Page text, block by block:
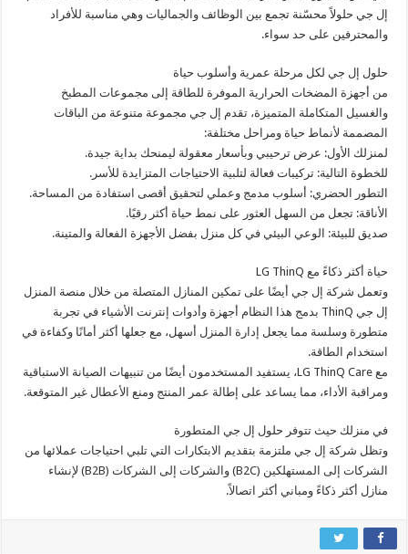
إل جي حلولاً محسّنة تجمع بين الوظائف والجماليات وهي مناسبة للأفراد
والمحترفين على حد سواء.
حلول إل جي لكل مرحلة عمرية وأسلوب حياة
من أجهزة المضخات الحرارية الموفرة للطاقة إلى مجموعات المطبخ
والغسيل المتكاملة المتميزة، تقدم إل جي مجموعة متنوعة من الباقات
المصممة لأنماط حياة ومراحل مختلفة:
لمنزلك الأول: عرض ترحيبي وبأسعار معقولة ليمنحك بداية جيدة.
للخطوة التالية: تركيبات فعالة لتلبية الاحتياجات المتزايدة للأسر.
التطور الحضري: أسلوب مدمج وعملي لتحقيق أقصى استفادة من المساحة.
الأناقة: تجعل من السهل العثور على نمط حياة أكثر رقيًا.
صديق للبيئة: الوعي البيئي في كل منزل بفضل الأجهزة الفعالة والمتينة.
حياة أكثر ذكاءً مع LG ThinQ
وتعمل شركة إل جي أيضًا على تمكين المنازل المتصلة من خلال منصة المنزل
إل جي ThinQ بدمج هذا النظام أجهزة وأدوات إنترنت الأشياء في تجربة
متطورة وسلسة مما يجعل إدارة المنزل أسهل، مع جعلها أكثر أمانًا وكفاءة في
استخدام الطاقة.
مع LG ThinQ Care، يستفيد المستخدمون أيضًا من تنبيهات الصيانة الاستباقية
ومراقبة الأداء، مما يساعد على إطالة عمر المنتج ومنع الأعطال غير المتوقعة.
في منزلك حيث تتوفر حلول إل جي المتطورة
وتظل شركة إل جي ملتزمة بتقديم الابتكارات التي تلبي احتياجات عملائها من
الشركات إلى المستهلكين (B2C) والشركات إلى الشركات (B2B) لإنشاء
منازل أكثر ذكاءً ومباني أكثر اتصالاً.